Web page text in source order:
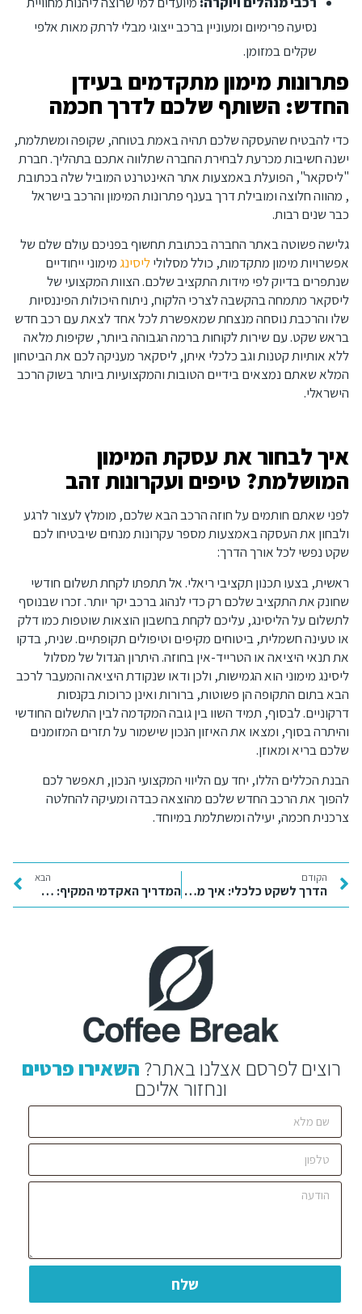
נסיעה פרימיום ומעוניין ברכב ייצוגי מבלי לרתק מאות אלפי
שקלים במזומן.
פתרונות מימון מתקדמים בעידן
החדש: השותף שלכם לדרך חכמה
כדי להבטיח שהעסקה שלכם תהיה באמת בטוחה, שקופה ומשתלמת,
ישנה חשיבות מכרעת לבחירת החברה שתלווה אתכם בתהליך. חברת
"ליסקאר", הפועלת באמצעות אתר האינטרנט המוביל שלה בכתובת
, מהווה חלוצה ומובילת דרך בענף פתרונות המימון והרכב בישראל
כבר שנים רבות.
גלישה פשוטה באתר החברה בכתובת תחשוף בפניכם עולם שלם של
אפשרויות מימון מתקדמות, כולל מסלוליליסינגמימוני ייחודיים
שנתפרים בדיוק לפי מידות התקציב שלכם. הצוות המקצועי של
ליסקאר מתמחה בהקשבה לצרכי הלקוח, ניתוח היכולות הפיננסיות
שלו והרכבת נוסחה מנצחת שמאפשרת לכל אחד לצאת עם רכב חדש
בראש שקט. עם שירות לקוחות ברמה הגבוהה ביותר, שקיפות מלאה
ללא אותיות קטנות וגב כלכלי איתן, ליסקאר מעניקה לכם את הביטחון
המלא שאתם נמצאים בידיים הטובות והמקצועיות ביותר בשוק הרכב
הישראלי.
איך לבחור את עסקת המימון
המושלמת? טיפים ועקרונות זהב
לפני שאתם חותמים על חוזה הרכב הבא שלכם, מומלץ לעצור לרגע
ולבחון את העסקה באמצעות מספר עקרונות מנחים שיבטיחו לכם
שקט נפשי לכל אורך הדרך:
ראשית, בצעו תכנון תקציבי ריאלי. אל תתפתו לקחת תשלום חודשי
שחונק את התקציב שלכם רק כדי לנהוג ברכב יקר יותר. זכרו שבנוסף
לתשלום על הליסינג, עליכם לקחת בחשבון הוצאות שוטפות כמו דלק
או טעינה חשמלית, ביטוחים מקיפים וטיפולים תקופתיים. שנית, בדקו
את תנאי היציאה או הטרייד-אין בחוזה. היתרון הגדול של מסלול
ליסינג מימוני הוא הגמישות, ולכן ודאו שנקודת היציאה והמעבר לרכב
הבא בתום התקופה הן פשוטות, ברורות ואינן כרוכות בקנסות
דרקוניים. לבסוף, תמיד השוו בין גובה המקדמה לבין התשלום החודשי
והיתרה בסוף, ומצאו את האיזון הנכון שישמור על תזרים המזומנים
שלכם בריא ומאוזן.
הבנת הכללים הללו, יחד עם הליווי המקצועי הנכון, תאפשר לכם
להפוך את הרכב החדש שלכם מהוצאה כבדה ומעיקה להחלטה
צרכנית חכמה, יעילה ומשתלמת במיוחד.
הקודם
הדרך לשקט כלכלי: איך מנצחים דירוג נמוך ויוצרים מציאות פיננסית חדשה בישראל
הבא
המדריך האקדמי המקיף: כיצד לבחור את מסלול הלימודים שיזניק את הקריירה שלכם בעולם המחר
רוצים לפרסם אצלנו באתר? השאירו פרטים
ונחזור אליכם
שלח